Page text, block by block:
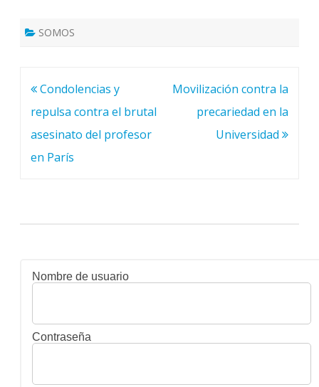
SOMOS
Navegación
de
entradas
Condolencias y
repulsa contra el brutal
asesinato del profesor
en París
Movilización contra la
precariedad en la
Universidad
Nombre de usuario
Contraseña